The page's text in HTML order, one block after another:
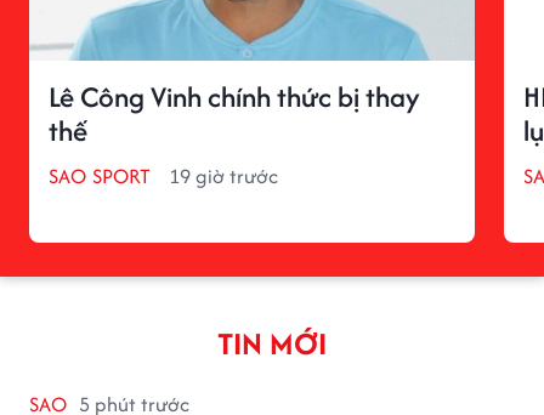
#Hashtag
TỬ VI HÀNG NGÀY
ĐƯỢC QUAN TÂM